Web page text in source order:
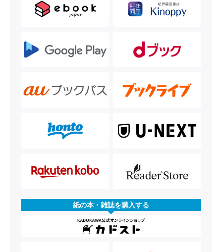
紙の本・雑誌を購入する